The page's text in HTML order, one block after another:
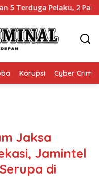
Pelaku, 2 Parang dan
Korupsi Cyber Crime
Jaksa
Jamintel
di